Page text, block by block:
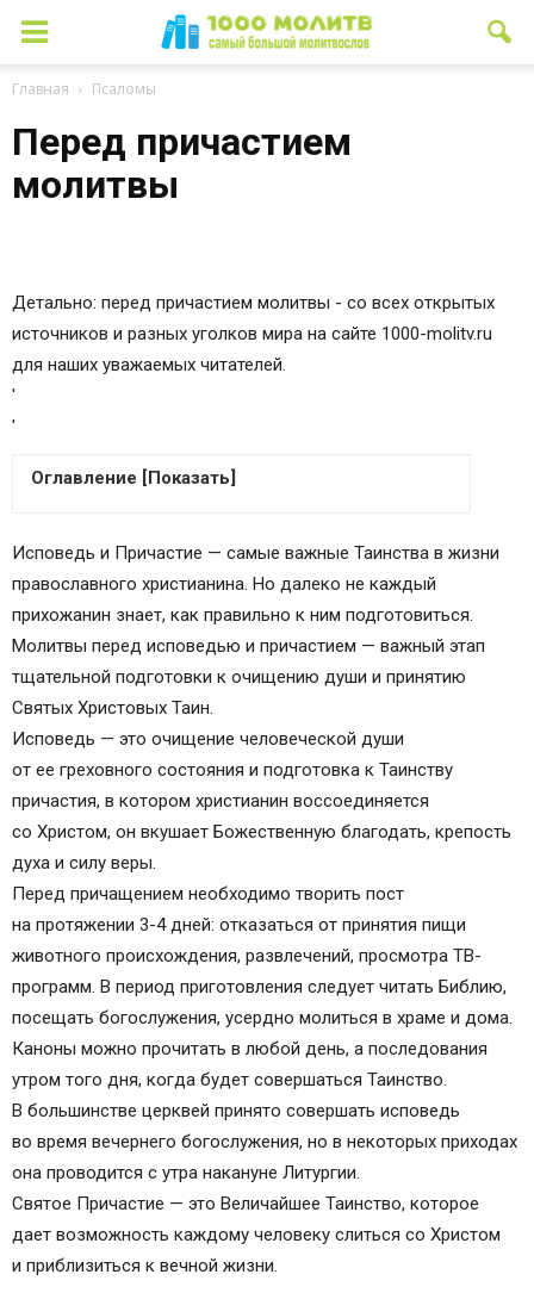
Главная Псаломы
Перед причастием
молитвы
Детально: перед причастием молитвы - со всех открытых
источников и разных уголков мира на сайте 1000-molitv.ru
для наших уважаемых читателей.
'
'
Оглавление [Показать]
Что такое причащение?
Связь между причащением и исповедью.
Зачем молится перед причястием и исповедью
Молитва перед исповедью
Молитвы перед причащением
Молитва перед причастием св. Василия
Великого.
Молитва перед причастием св. Иоанна
Молитва перед причастием св. Иоанна
Дамаскина
Молитва перед причастием св. Василия
Молитва перед причащением св. Иоанна
Златоуста
Молитва перед причащением св. Иоанна
Молитвы после причащения
Молитва первая
Молитва св. Василия Великого
Молитва после причастия к Пресвятой
Богородице
Обязательные молитвы и каноны перед
Исповедь и Причастие — самые важные Таинства в жизни
православного христианина. Но далеко не каждый
прихожанин знает, как правильно к ним подготовиться.
Молитвы перед исповедью и причастием — важный этап
тщательной подготовки к очищению души и принятию
Святых Христовых Таин.
Исповедь — это очищение человеческой души
от ее греховного состояния и подготовка к Таинству
причастия, в котором христианин воссоединяется
со Христом, он вкушает Божественную благодать, крепость
духа и силу веры.
Перед причащением необходимо творить пост
на протяжении 3-4 дней: отказаться от принятия пищи
животного происхождения, развлечений, просмотра ТВ-
программ. В период приготовления следует читать Библию,
посещать богослужения, усердно молиться в храме и дома.
Каноны можно прочитать в любой день, а последования
утром того дня, когда будет совершаться Таинство.
В большинстве церквей принято совершать исповедь
во время вечернего богослужения, но в некоторых приходах
она проводится с утра накануне Литургии.
Святое Причастие — это Величайшее Таинство, которое
дает возможность каждому человеку слиться со Христом
и приблизиться к вечной жизни.